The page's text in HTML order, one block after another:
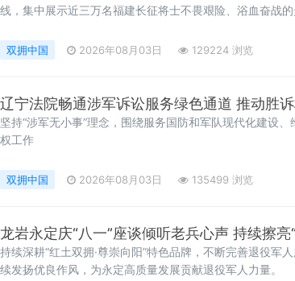
线，集中展示近三万名福建长征将士不畏艰险、浴血奋战
双拥中国 2026年08月03日 129224 浏览
辽宁法院畅通涉军诉
坚持“涉军无小事”理念，围绕服务国防和军队现代化建设
权工作
双拥中国 2026年08月03日 135499 浏览
龙岩永定庆“八一”座谈倾听老兵心声 持续擦亮
持续深耕“红土双拥·尊崇向阳”特色品牌，不断完善退役
续发扬优良作风，为永定高质量发展贡献退役军人力量。